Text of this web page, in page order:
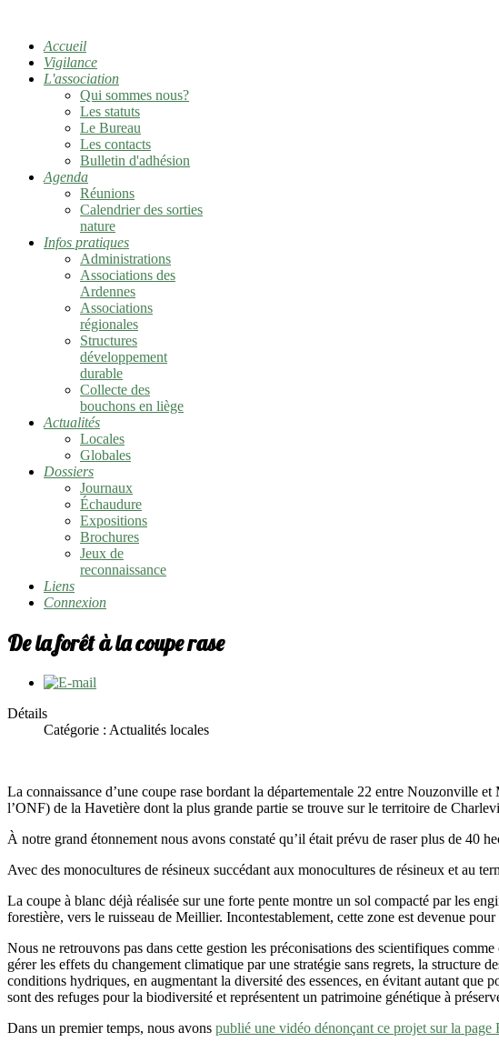
Accueil
Vigilance
L'association
Qui sommes nous?
Les statuts
Le Bureau
Les contacts
Bulletin d'adhésion
Agenda
Réunions
Calendrier des sorties
nature
Infos pratiques
Administrations
Associations des
Ardennes
Associations
régionales
Structures
développement
durable
Collecte des
bouchons en liège
Actualités
Locales
Globales
Dossiers
Journaux
Échaudure
Expositions
Brochures
Jeux de
reconnaissance
Liens
Connexion
De la forêt à la coupe rase
Détails
Catégorie : Actualités locales
La connaissance d’une coupe rase bordant la départementale 22 entre Nouzonville
l’ONF) de la Havetière dont la plus grande partie se trouve sur le territoire de
À notre grand étonnement nous avons constaté qu’il était prévu de raser plus de 40
Avec des monocultures de résineux succédant aux monocultures de résineux et au
La coupe à blanc déjà réalisée sur une forte pente montre un sol compacté par les
forestière, vers le ruisseau de Meillier. Incontestablement, cette zone est devenue
Nous ne retrouvons pas dans cette gestion les préconisations des scientifiques comme
gérer les effets du changement climatique par une stratégie sans regrets, la structure
conditions hydriques, en augmentant la diversité des essences, en évitant autant que
sont des refuges pour la biodiversité et représentent un patrimoine génétique à
Dans un premier temps, nous avons publié une vidéo dénonçant ce projet sur la